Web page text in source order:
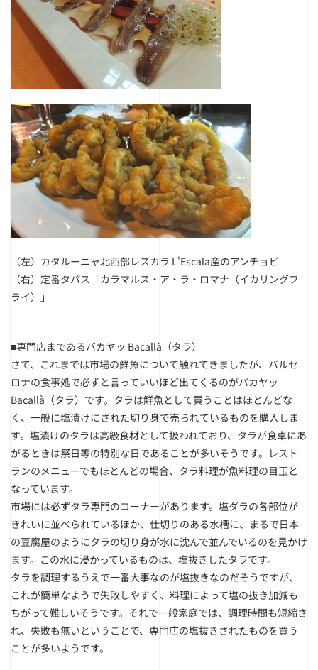
（左）カタルーニャ北西部レスカラ L'Escala産のアンチョビ
（右）定番タパス「カラマルス・ア・ラ・ロマナ（イカリングフ
ライ）」
■専門店まであるバカヤッ Bacallà（タラ）
さて、これまでは市場の鮮魚について触れてきましたが、バルセ
ロナの食事処で必ずと言っていいほど出てくるのがバカヤッ
Bacallà（タラ）です。タラは鮮魚として買うことはほとんどな
く、一般に塩漬けにされた切り身で売られているものを購入しま
す。塩漬けのタラは高級食材として扱われており、タラが食卓にあ
がるときは祭日等の特別な日であることが多いそうです。レスト
ランのメニューでもほとんどの場合、タラ料理が魚料理の目玉と
なっています。
市場には必ずタラ専門のコーナーがあります。塩ダラの各部位が
きれいに並べられているほか、仕切りのある水槽に、まるで日本
の豆腐屋のようにタラの切り身が水に沈んで並んでいるのを見かけ
ます。この水に浸かっているものは、塩抜きしたタラです。
タラを調理するうえで一番大事なのが塩抜きなのだそうですが、
これが簡単なようで失敗しやすく、料理によって塩の抜き加減も
ちがって難しいそうです。それで一般家庭では、調理時間も短縮さ
れ、失敗も無いということで、専門店の塩抜きされたものを買う
ことが多いようです。